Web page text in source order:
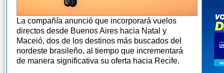
La compañía anunció que incorporará vuelos
directos desde Buenos Aires hacia Natal y
Maceió, dos de los destinos más buscados del
nordeste brasileño, al tiempo que incrementará
de manera significativa su oferta hacia Recife.